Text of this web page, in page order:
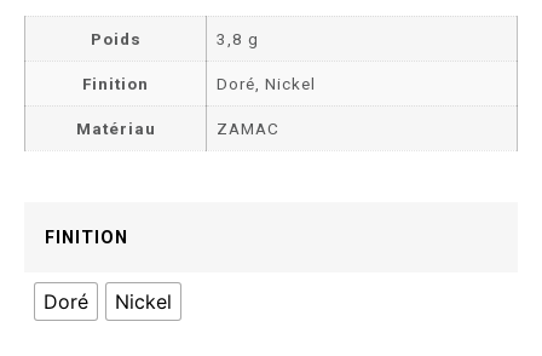
Poids 3,8 g
Finition Doré, Nickel
Matériau ZAMAC
FINITION
Doré Nickel